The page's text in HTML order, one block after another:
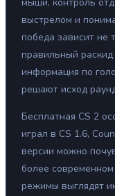
выстрелом и
победа зависит не
правильный
информация по
решают исход
Бесплатная CS 2
играл в CS 1.6,
версии можно
более
режимы выглядят